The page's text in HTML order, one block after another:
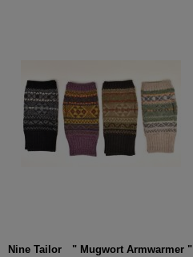
Nine Tailor " Mugwort Armwarmer "